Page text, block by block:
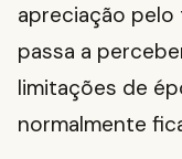
apreciação
passa a
limitações de
normalmente